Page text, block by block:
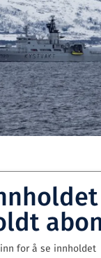
for å se innholdet